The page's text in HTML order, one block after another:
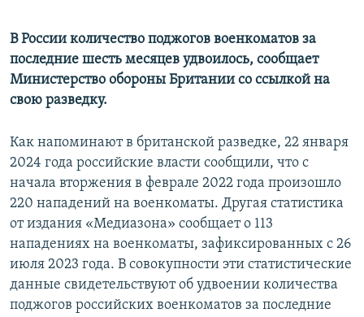
В России количество поджогов военкоматов за
последние шесть месяцев удвоилось, сообщает
Министерство обороны Британии со ссылкой на
свою разведку.
Как напоминают в британской разведке, 22 января
2024 года российские власти сообщили, что с
начала вторжения в феврале 2022 года произошло
220 нападений на военкоматы. Другая статистика
от издания «Медиазона» сообщает о 113
нападениях на военкоматы, зафиксированных с 26
июля 2023 года. В совокупности эти статистические
данные свидетельствуют об удвоении количества
поджогов российских военкоматов за последние